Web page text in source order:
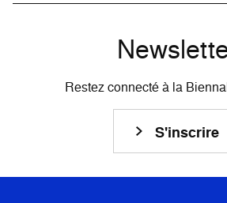
Restez connecté à la
S'inscrire